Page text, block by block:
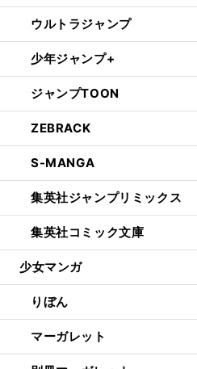
ウルトラジャンプ
少年ジャンプ+
ジャンプTOON
ZEBRACK
S-MANGA
集英社ジャンプリミックス
集英社コミック文庫
少女マンガ
りぼん
マーガレット